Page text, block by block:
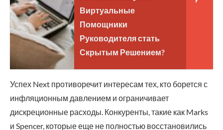
Виртуальные
Помощники
Руководителя стать
Скрытым Решением?
Успех Next противоречит интересам тех, кто борется с
инфляционным давлением и ограничивает
дискреционные расходы. Конкуренты, такие как Marks
и Spencer, которые еще не полностью восстановились